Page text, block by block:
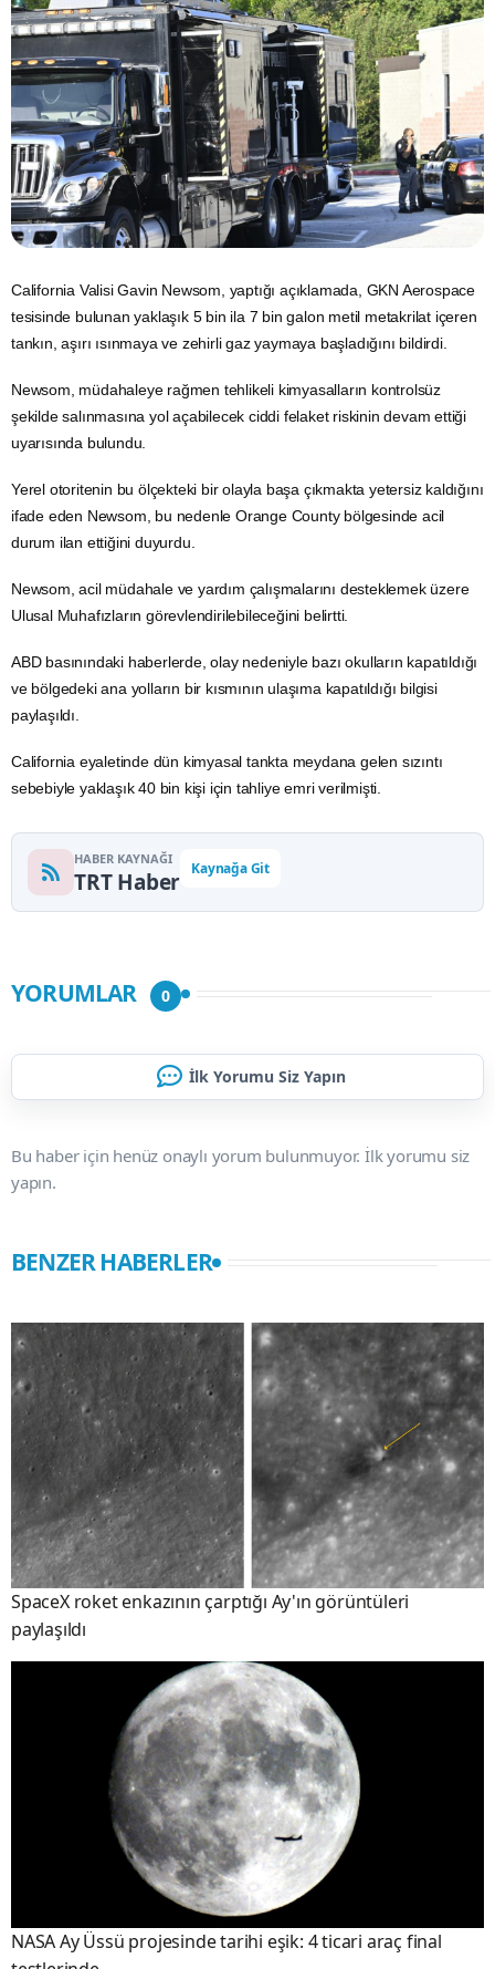
California Valisi Gavin Newsom, yaptığı açıklamada, GKN Aerospace
tesisinde bulunan yaklaşık 5 bin ila 7 bin galon metil metakrilat içeren
tankın, aşırı ısınmaya ve zehirli gaz yaymaya başladığını bildirdi.
Newsom, müdahaleye rağmen tehlikeli kimyasalların kontrolsüz
şekilde salınmasına yol açabilecek ciddi felaket riskinin devam ettiği
uyarısında bulundu.
Yerel otoritenin bu ölçekteki bir olayla başa çıkmakta yetersiz kaldığını
ifade eden Newsom, bu nedenle Orange County bölgesinde acil
durum ilan ettiğini duyurdu.
Newsom, acil müdahale ve yardım çalışmalarını desteklemek üzere
Ulusal Muhafızların görevlendirilebileceğini belirtti.
ABDbasınındaki haberlerde, olay nedeniyle bazı okulların kapatıldığı
ve bölgedeki ana yolların bir kısmının ulaşıma kapatıldığı bilgisi
paylaşıldı.
California eyaletinde dün kimyasal tankta meydana gelen sızıntı
sebebiyle yaklaşık 40 bin kişi için tahliye emri verilmişti.
HABER KAYNAĞI
TRT Haber Kaynağa Git
YORUMLAR 0
İlk Yorumu Siz Yapın
Bu haber için henüz onaylı yorum bulunmuyor. İlk yorumu siz
yapın.
BENZER HABERLER
SpaceX roket enkazının çarptığı Ay'ın görüntüleri
paylaşıldı
NASA Ay Üssü projesinde tarihi eşik: 4 ticari araç final